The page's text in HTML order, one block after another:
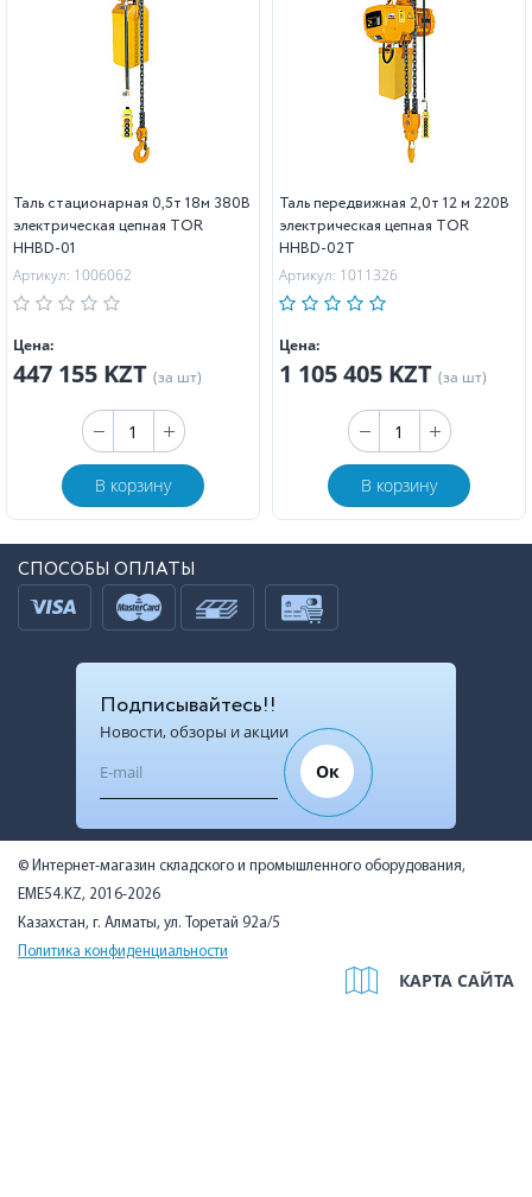
Таль стационарная 0,5т 18м 380В
электрическая цепная TOR
HHBD-01
Артикул: 1006062
Цена:
447 155 KZT (за шт)
В корзину
Таль передвижная 2,0т 12 м 220В
электрическая цепная TOR
HHBD-02T
Артикул: 1011326
Цена:
1 105 405 KZT (за шт)
В корзину
СПОСОБЫ ОПЛАТЫ
Подписывайтесь!!
Новости, обзоры и акции
Ок
© Интернет-магазин складского и промышленного оборудования,
EME54.KZ, 2016-2026
Казахстан, г. Алматы, ул. Торетай 92а/5
Политика конфиденциальности
КАРТА САЙТА